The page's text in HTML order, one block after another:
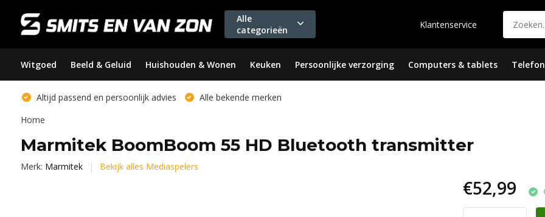
Alle
categorieën
Klantenservice
Witgoed Beeld & Geluid Huishouden & Wonen Keuken Persoonlijke verzorging Computers & tablets
Altijd passend en persoonlijk advies
Alle bekende merken
Home
Marmitek BoomBoom 55 HD Bluetooth transmitter
Merk: Marmitek Bekijk alles Mediaspelers
€52,99